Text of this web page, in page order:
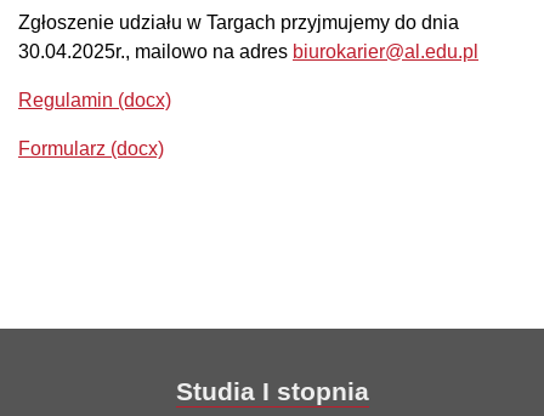
Zgłoszenie udziału w Targach przyjmujemy do dnia
30.04.2025r., mailowo na adres biurokarier@al.edu.pl
Regulamin (docx)
Formularz (docx)
Studia I stopnia